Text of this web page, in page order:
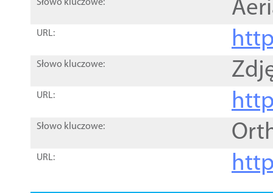
Słowo kluczowe:
URL:
Słowo kluczowe:
URL:
Słowo kluczowe:
URL: